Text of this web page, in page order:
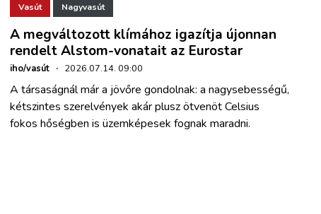
Vasút Nagyvasút
A megváltozott klímához igazítja újonnan
rendelt Alstom-vonatait az Eurostar
iho/vasút · 2026.07.14. 09:00
A társaságnál már a jövőre gondolnak: a nagysebességű,
kétszintes szerelvények akár plusz ötvenöt Celsius
fokos hőségben is üzemképesek fognak maradni.